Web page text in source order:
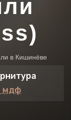
в Кишинёве
мдф